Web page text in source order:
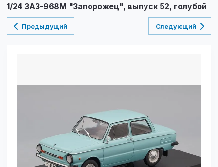
1/24 ЗАЗ-968М "Запорожец", выпуск 52, голубой
Предыдущий Следующий